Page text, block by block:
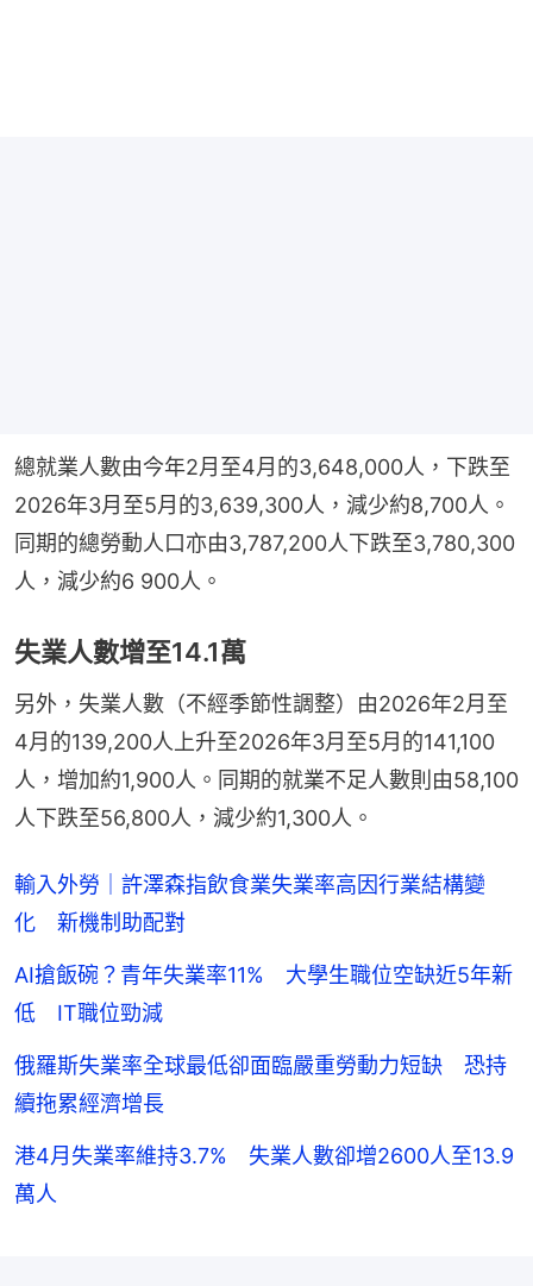
總就業人數由今年2月至4月的3,648,000人，下跌至
2026年3月至5月的3,639,300人，減少約8,700人。
同期的總勞動人口亦由3,787,200人下跌至3,780,300
人，減少約6 900人。
失業人數增至14.1萬
另外，失業人數（不經季節性調整）由2026年2月至
4月的139,200人上升至2026年3月至5月的141,100
人，增加約1,900人。同期的就業不足人數則由58,100
人下跌至56,800人，減少約1,300人。
輸入外勞｜許澤森指飲食業失業率高因行業結構變
化 新機制助配對
AI搶飯碗？青年失業率11% 大學生職位空缺近5年新
低 IT職位勁減
俄羅斯失業率全球最低卻面臨嚴重勞動力短缺 恐持
續拖累經濟增長
港4月失業率維持3.7% 失業人數卻增2600人至13.9
萬人